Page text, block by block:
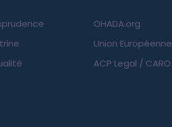
OHADA.org
Union Européenne
ACP Legal / CARO